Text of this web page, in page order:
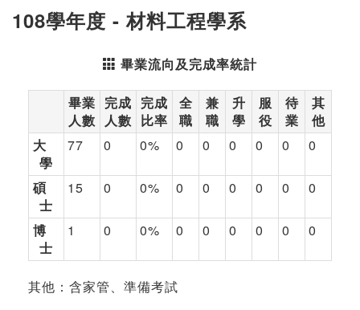
108學年度 - 材料工程學系
畢業流向及完成率統計
畢業
人數
完成
人數
完成
比率
全
職
兼
職
升
學
服
役
待
業
其
他
大
學
77 0 0% 0 0 0 0 0 0
碩
士
15 0 0% 0 0 0 0 0 0
博
士
1 0 0% 0 0 0 0 0 0
其他：含家管、準備考試